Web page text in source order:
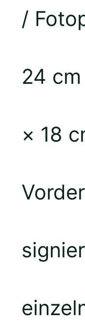
/
24
× 18